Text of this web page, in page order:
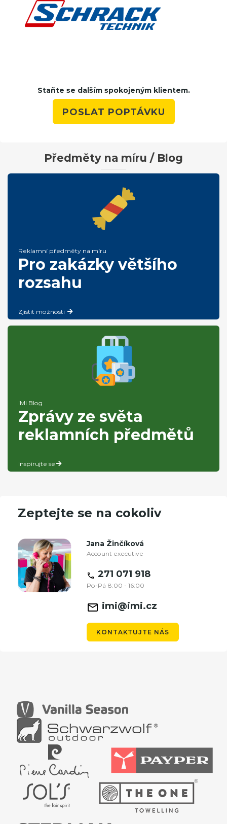
Staňte se dalším spokojeným klientem.
POSLAT POPTÁVKU
Předměty na míru / Blog
Reklamní předměty na míru
Pro zakázky většího
rozsahu
Zjistit možnosti
iMi Blog
Zprávy ze světa
reklamních předmětů
Inspirujte se
Zeptejte se na cokoliv
Jana Žinčíková
Account executive
271 071 918
Po-Pá 8:00 - 16:00
imi@imi.cz
KONTAKTUJTE NÁS